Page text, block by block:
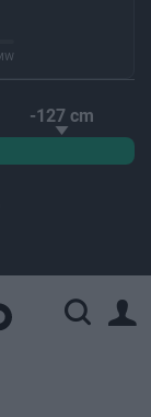
-127 cm